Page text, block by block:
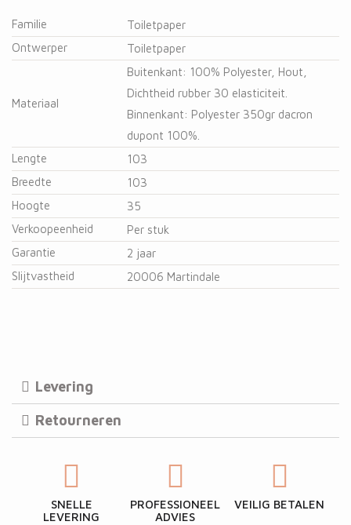
Familie
Toiletpaper
Ontwerper
Toiletpaper
Materiaal
Buitenkant: 100% Polyester, Hout,
Dichtheid rubber 30 elasticiteit.
Binnenkant: Polyester 350gr dacron
dupont 100%.
Lengte
103
Breedte
103
Hoogte
35
Verkoopeenheid
Per stuk
Garantie
2 jaar
Slijtvastheid
20006 Martindale
Levering
Retourneren
SNELLE
LEVERING
PROFESSIONEEL
ADVIES
VEILIG BETALEN